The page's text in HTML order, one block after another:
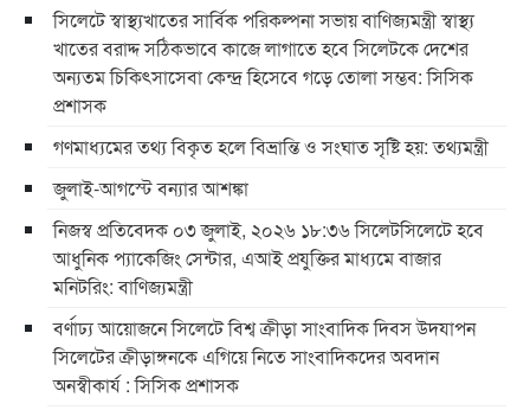
সিলেটে স্বাস্থ্যখাতের সার্বিক পরিকল্পনা সভায় বাণিজ্যমন্ত্রী স্বাস্থ্য
খাতের বরাদ্দ সঠিকভাবে কাজে লাগাতে হবে সিলেটকে দেশের
অন্যতম চিকিৎসাসেবা কেন্দ্র হিসেবে গড়ে তোলা সম্ভব: সিসিক
প্রশাসক
গণমাধ্যমের তথ্য বিকৃত হলে বিভ্রান্তি ও সংঘাত সৃষ্টি হয়: তথ্যমন্ত্রী
জুলাই-আগস্টে বন্যার আশঙ্কা
নিজস্ব প্রতিবেদক ০৩ জুলাই, ২০২৬ ১৮:৩৬ সিলেটসিলেটে হবে
আধুনিক প্যাকেজিং সেন্টার, এআই প্রযুক্তির মাধ্যমে বাজার
মনিটরিং: বাণিজ্যমন্ত্রী
বর্ণাঢ্য আয়োজনে সিলেটে বিশ্ব ক্রীড়া সাংবাদিক দিবস উদযাপন
সিলেটের ক্রীড়াঙ্গনকে এগিয়ে নিতে সাংবাদিকদের অবদান
অনস্বীকার্য : সিসিক প্রশাসক